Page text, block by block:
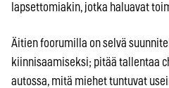
lapsettomiakin, jotka haluavat
Äitien foorumilla on selvä
kiinnisaamiseksi; pitää tallentaa
autossa, mitä miehet tuntuvat